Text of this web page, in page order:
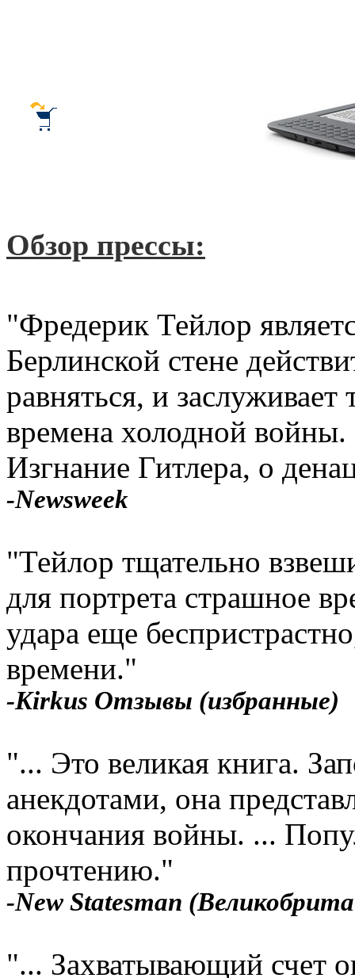
Обзор прессы:
"Фредерик Тейлор
Берлинской стене
равняться, и
времена холодной войны.
Изгнание Гитлера, о
-Newsweek
"Тейлор тщательно
для портрета страшное
удара еще
времени."
-Kirkus Отзывы (избранные)
"... Это великая книга.
анекдотами, она
окончания войны. ...
прочтению."
-New Statesman
"... Захватывающий счет